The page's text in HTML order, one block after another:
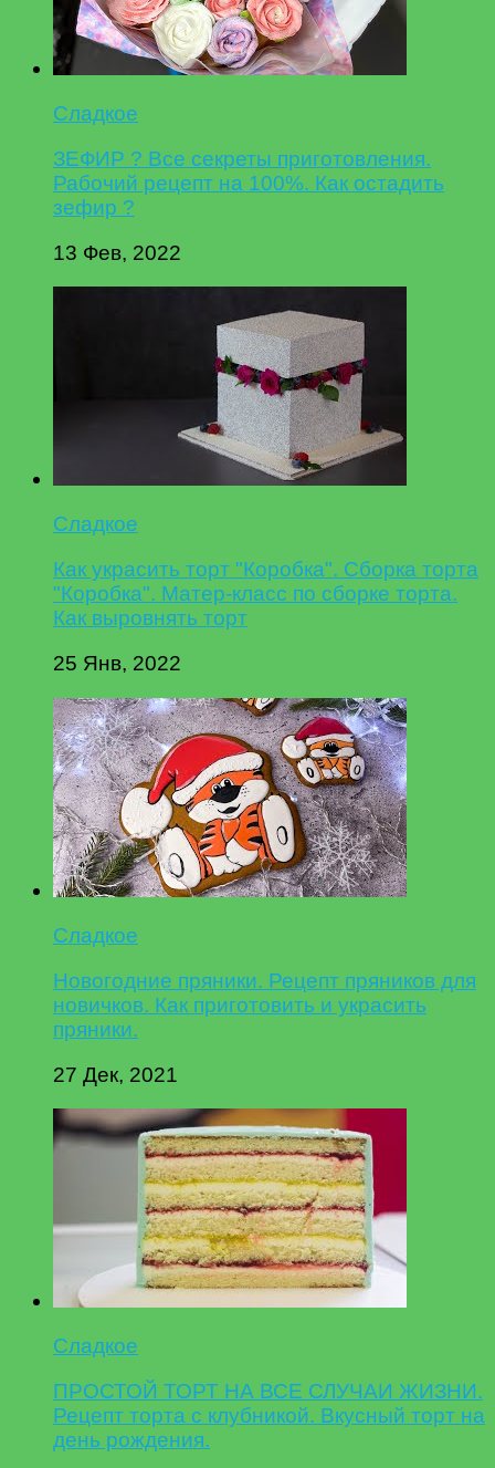
Сладкое
ЗЕФИР ? Все секреты приготовления.
Рабочий рецепт на 100%. Как остадить
зефир ?
13 Фев, 2022
Сладкое
Как украсить торт "Коробка". Сборка торта
"Коробка". Матер-класс по сборке торта.
Как выровнять торт
25 Янв, 2022
Сладкое
Новогодние пряники. Рецепт пряников для
новичков. Как приготовить и украсить
пряники.
27 Дек, 2021
Сладкое
ПРОСТОЙ ТОРТ НА ВСЕ СЛУЧАИ ЖИЗНИ.
Рецепт торта с клубникой. Вкусный торт на
день рождения.